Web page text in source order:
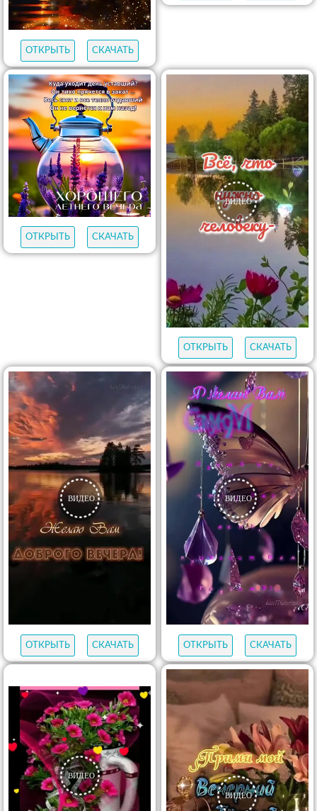
ОТКРЫТЬ СКАЧАТЬ
ОТКРЫТЬ СКАЧАТЬ
ОТКРЫТЬ СКАЧАТЬ
ОТКРЫТЬ СКАЧАТЬ ОТКРЫТЬ СКАЧАТЬ